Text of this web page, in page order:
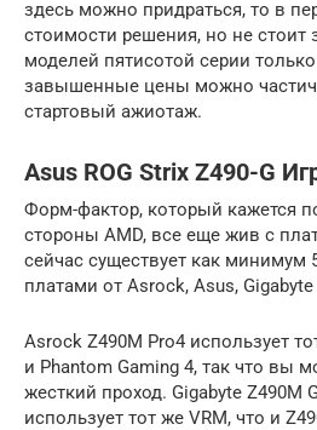
здесь можно придраться, то в
стоимости решения, но не стоит
моделей пятисотой серии
завышенные цены можно
стартовый ажиотаж.
Asus ROG Strix Z490-G
Форм-фактор, который кажется
стороны AMD, все еще жив с
сейчас существует как минимум
платами от Asrock, Asus, Gigabyte
Asrock Z490M Pro4 использует
и Phantom Gaming 4, так что вы
жесткий проход. Gigabyte Z490M
использует тот же VRM, что и